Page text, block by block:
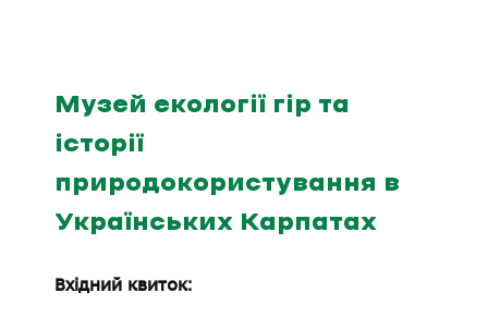
Музей екології гір та
історії
природокористування в
Українських Карпатах
Вхідний квиток: